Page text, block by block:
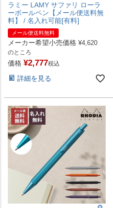
ラミー LAMY サファリ ローラ
ーボールペン【メール便送料無
料】 / 名入れ可能[有料]
メール便送料無料
メーカー希望小売価格 ¥4,620
のところ
価格 ¥2,777税込
詳細を見る